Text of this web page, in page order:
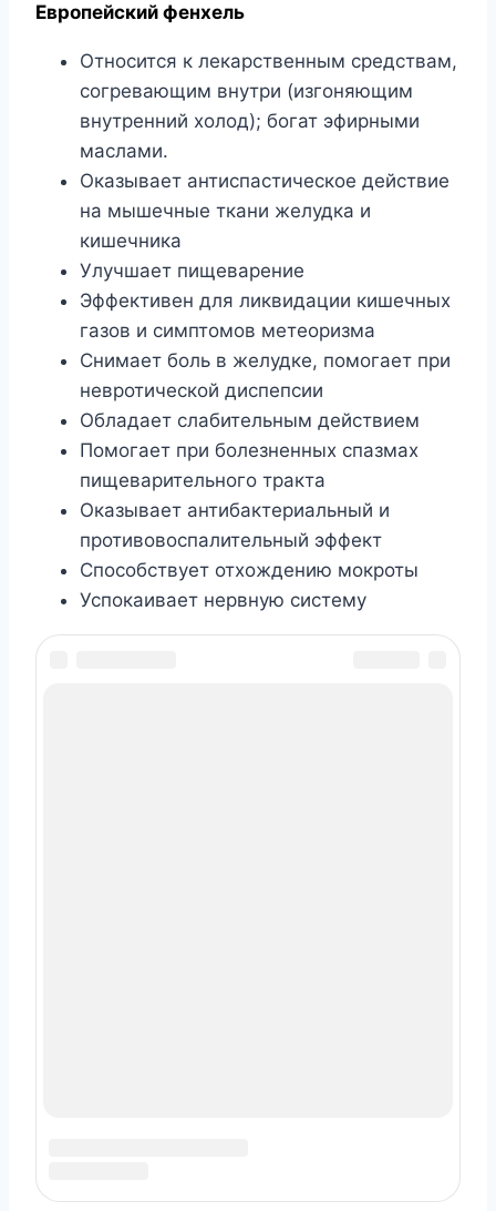
Европейский фенхель
Относится к лекарственным средствам,
согревающим внутри (изгоняющим
внутренний холод); богат эфирными
маслами.
Оказывает антиспастическое действие
на мышечные ткани желудка и
кишечника
Улучшает пищеварение
Эффективен для ликвидации кишечных
газов и симптомов метеоризма
Снимает боль в желудке, помогает при
невротической диспепсии
Обладает слабительным действием
Помогает при болезненных спазмах
пищеварительного тракта
Оказывает антибактериальный и
противовоспалительный эффект
Способствует отхождению мокроты
Успокаивает нервную систему